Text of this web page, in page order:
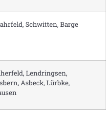
Schwitten, Barge
Lendringsen,
Asbeck, Lürbke,